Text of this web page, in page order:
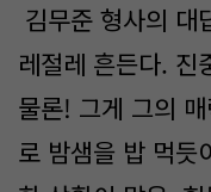
김무준 형사의 대
레절레 흔든다. 진
물론! 그게 그의
로 밤샘을 밥 먹듯